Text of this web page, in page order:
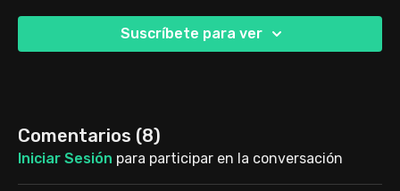
Suscríbete para ver
Comentarios (8)
Iniciar Sesión para participar en la conversación